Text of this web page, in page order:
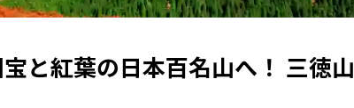
と紅葉の日本百名山へ！ 三徳山